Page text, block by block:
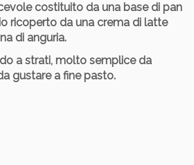
costituito da una base di pan
ricoperto da una crema di latte
di anguria.
a strati, molto semplice da
gustare a fine pasto.